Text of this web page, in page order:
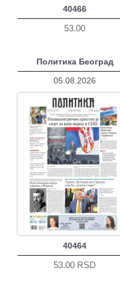
40466
53.00
Политика Београд
05.08.2026
40464
53.00 RSD